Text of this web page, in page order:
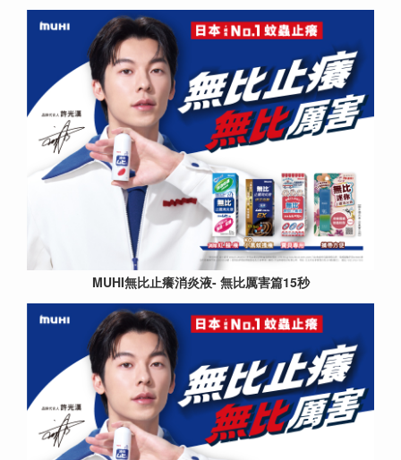
MUHI無比止癢消炎液- 無比厲害篇15秒